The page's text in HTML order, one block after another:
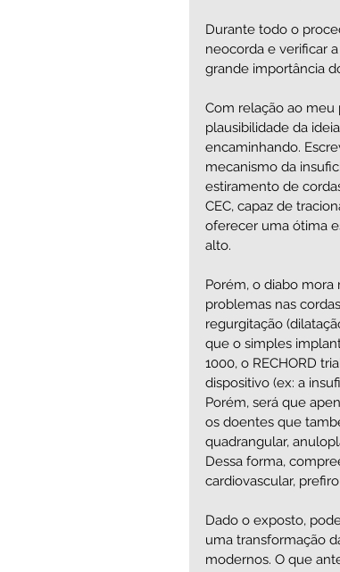
Durante todo o
neocorda e verificar
grande importância
Com relação ao meu
plausibilidade da
encaminhando.
mecanismo da
estiramento de
CEC, capaz de
oferecer uma ótima
alto.
Porém, o diabo
problemas nas
regurgitação
que o simples
1000, o RECHORD
dispositivo (ex: a
Porém, será que
os doentes que
quadrangular,
Dessa forma,
cardiovascular,
Dado o exposto,
uma transformação
modernos. O que